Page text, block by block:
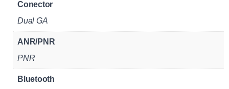
Conector
Dual GA
ANR/PNR
PNR
Bluetooth